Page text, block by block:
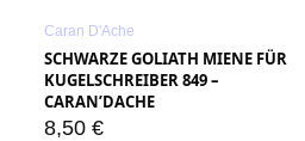
Caran D'Ache
SCHWARZE GOLIATH MIENE FÜR
KUGELSCHREIBER 849 –
CARAN’DACHE
8,50 €